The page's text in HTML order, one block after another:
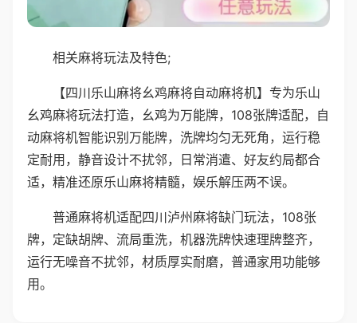
相关麻将玩法及特色;
【四川乐山麻将幺鸡麻将自动麻将机】专为乐山
幺鸡麻将玩法打造，幺鸡为万能牌，108张牌适配，自
动麻将机智能识别万能牌，洗牌均匀无死角，运行稳
定耐用，静音设计不扰邻，日常消遣、好友约局都合
适，精准还原乐山麻将精髓，娱乐解压两不误。
普通麻将机适配四川泸州麻将缺门玩法，108张
牌，定缺胡牌、流局重洗，机器洗牌快速理牌整齐，
运行无噪音不扰邻，材质厚实耐磨，普通家用功能够
用。